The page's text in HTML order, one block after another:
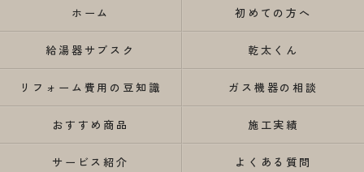
ホーム 初めての方へ
給湯器サブスク 乾太くん
リフォーム費用の豆知識 ガス機器の相談
おすすめ商品 施工実績
サービス紹介 よくある質問